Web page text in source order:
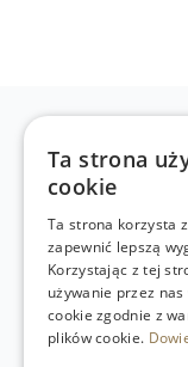
ul.
OBSŁUGA
Ta strona
cookie
Ta strona korzysta
zapewnić lepszą
Korzystając z tej
używanie przez
cookie zgodnie z
plików cookie.